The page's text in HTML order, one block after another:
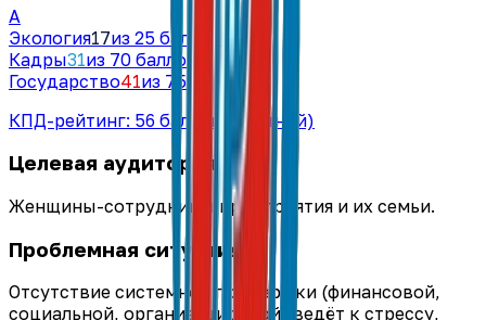
A
Экология17из 25 баллов
Кадры31из 70 баллов
Государство41из 75 баллов
КПД-рейтинг: 56 баллов (средний)
Целевая аудитория
Женщины-сотрудницы предприятия и их семьи.
Проблемная ситуация
Отсутствие системной поддержки (финансовой,
социальной, организационной) ведёт к стрессу,